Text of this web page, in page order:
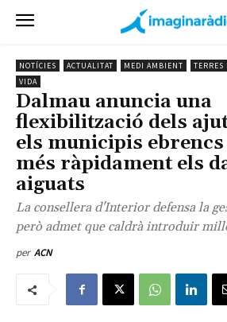
NOTÍCIES ACTUALITAT MEDI AMBIENT TERRES
VIDA
Dalmau anuncia una
flexibilització dels
els municipis
més ràpidament els
aiguats
La consellera d'Interior defensa la
però admet que caldrà introduir
per ACN